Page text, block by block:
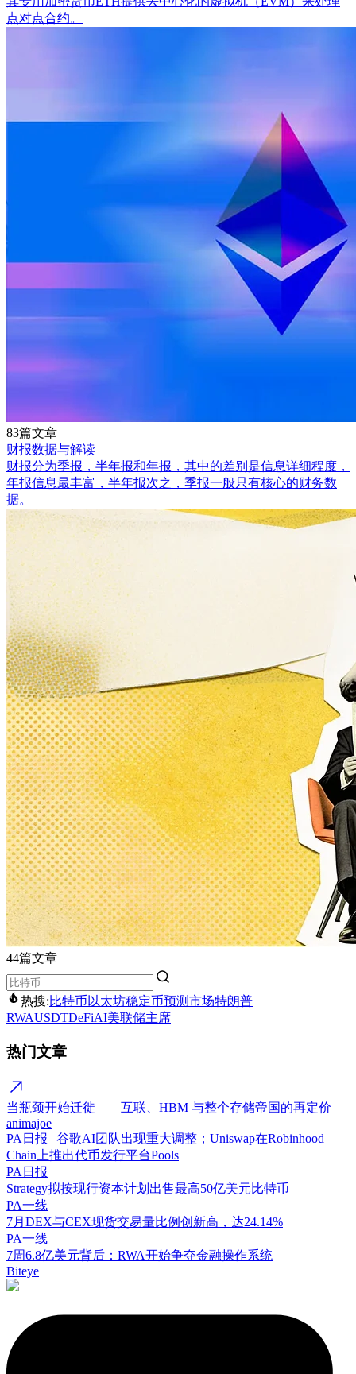
点对点合约。
83篇文章
财报数据与解读
财报分为季报，半年报和年报，其中的差别是信息详细程度，
年报信息最丰富，半年报次之，季报一般只有核心的财务数
据。
44篇文章
热搜:比特币 以太坊稳定币预测市场特朗普
RWAUSDTDeFiAI美联储主席
热门文章
当瓶颈开始迁徙——互联、HBM 与整个存储帝国的再定价
animajoe
PA日报 | 谷歌AI团队出现重大调整；Uniswap在Robinhood
Chain上推出代币发行平台Pools
PA日报
Strategy拟按现行资本计划出售最高50亿美元比特币
PA一线
7月DEX与CEX现货交易量比例创新高，达24.14%
PA一线
7周6.8亿美元背后：RWA开始争夺金融操作系统
Biteye